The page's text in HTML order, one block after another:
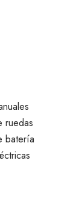
ruedas
batería